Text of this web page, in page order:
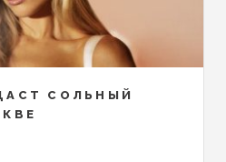
СОЛЬНЫЙ